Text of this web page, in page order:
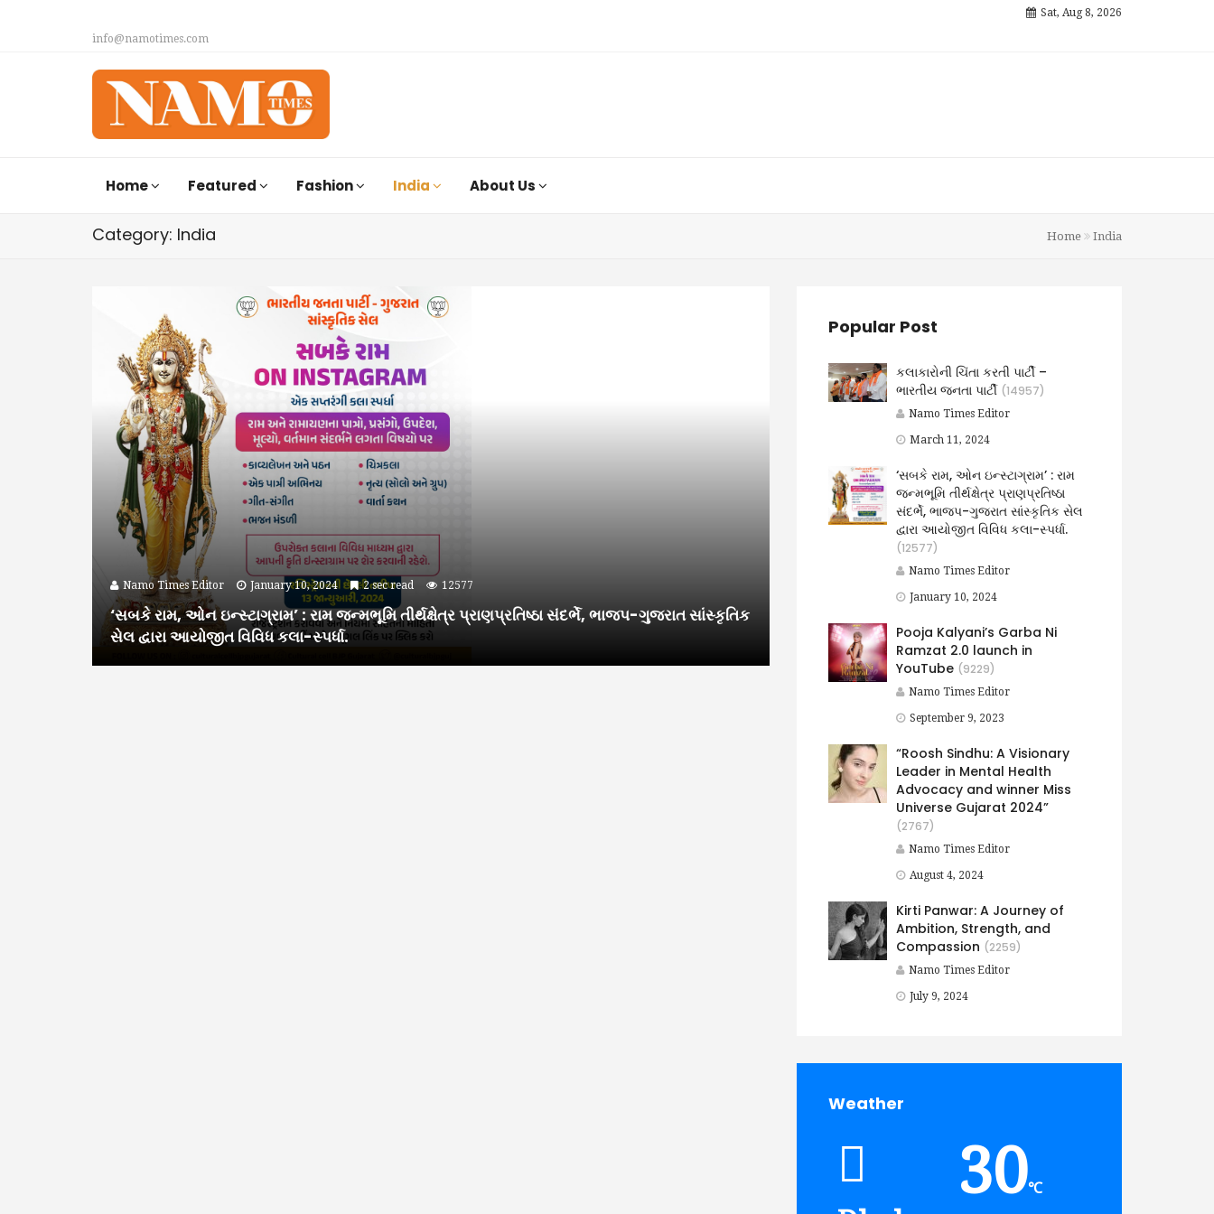
info@namotimes.com
Sat, Aug 8, 2026
Home Featured Fashion India About Us
Category: India Home India
Namo Times Editor January 10, 2024 2 sec read 12577
‘સબકે રામ, ઓન ઇન્સ્ટાગ્રામ’ : રામ જન્મભૂમિ તીર્થક્ષેત્ર પ્રાણપ્રતિષ્ઠા સંદર્ભે, ભાજપ-ગુજરાત સાંસ્કૃતિક
સેલ દ્વારા આયોજીત વિવિધ કલા-સ્પર્ધા.
Popular Post
કલાકારોની ચિંતા કરતી પાર્ટી –
ભારતીય જનતા પાર્ટી (14957)
Namo Times Editor
March 11, 2024
‘સબકે રામ, ઓન ઇન્સ્ટાગ્રામ’ : રામ
જન્મભૂમિ તીર્થક્ષેત્ર પ્રાણપ્રતિષ્ઠા
સંદર્ભે, ભાજપ-ગુજરાત સાંસ્કૃતિક સેલ
દ્વારા આયોજીત વિવિધ કલા-સ્પર્ધા.
(12577)
Namo Times Editor
January 10, 2024
Pooja Kalyani’s Garba Ni
Ramzat 2.0 launch in
YouTube (9229)
Namo Times Editor
September 9, 2023
“Roosh Sindhu: A Visionary
Leader in Mental Health
Advocacy and winner Miss
Universe Gujarat 2024”
(2767)
Namo Times Editor
August 4, 2024
Kirti Panwar: A Journey of
Ambition, Strength, and
Compassion (2259)
Namo Times Editor
July 9, 2024
Weather
30℃